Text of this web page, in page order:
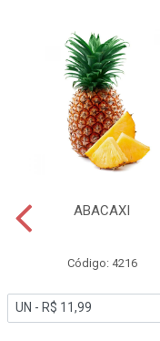
ABACAXI
Código: 4216